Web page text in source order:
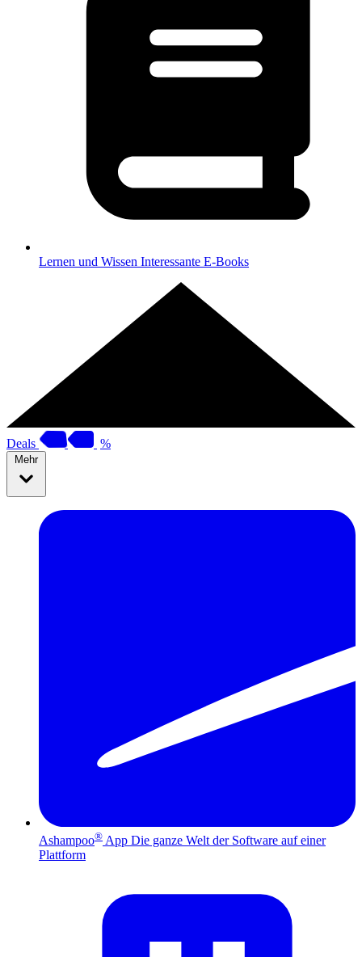
Lernen und Wissen Interessante E-Books
Deals %
Mehr
Ashampoo® App Die ganze Welt der Software auf einer
Plattform